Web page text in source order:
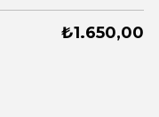
₺1.650,00